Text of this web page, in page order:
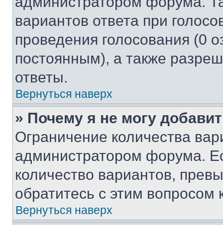
вариантов ответа при
проведения голосования (0
постоянным), а также
ответы.
Вернуться наверх
» Почему я не могу
Ограничение количества
администратором форума.
количество вариантов,
обратитесь с этим вопросом
Вернуться наверх